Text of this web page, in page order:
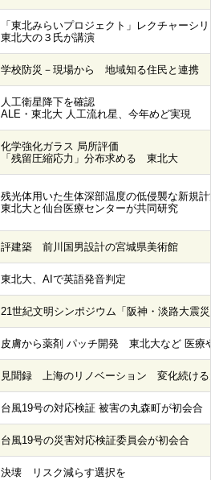
「東北みらいプロジェクト」レクチャーシリー
東北大の３氏が講演
学校防災－現場から 地域知る住民と連携
人工衛星降下を確認
ALE・東北大 人工流れ星、今年めど実現
化学強化ガラス 局所評価
「残留圧縮応力」分布求める 東北大
残光体用いた生体深部温度の低侵襲な新規計測
東北大と仙台医療センターが共同研究
評建築 前川国男設計の宮城県美術館
東北大、AIで英語発音判定
21世紀文明シンポジウム「阪神・淡路大震災
皮膚から薬剤 パッチ開発 東北大など 医療や
見聞録 上海のリノベーション 変化続ける大
台風19号の対応検証 被害の丸森町が初会合
台風19号の災害対応検証委員会が初会合
決壊 リスク減らす選択を